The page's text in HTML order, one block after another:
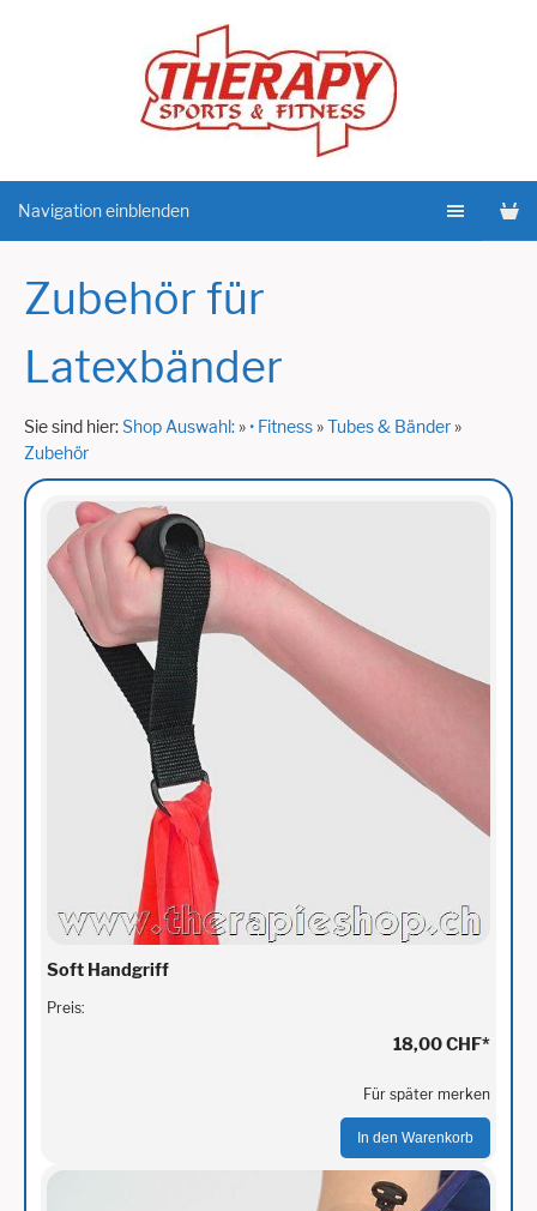
Navigation einblenden
Zubehör für
Latexbänder
Sie sind hier:Shop Auswahl:»• Fitness»Tubes & Bänder»
Zubehör
Soft Handgriff
Preis:
18,00 CHF*
Für später merken
In den Warenkorb